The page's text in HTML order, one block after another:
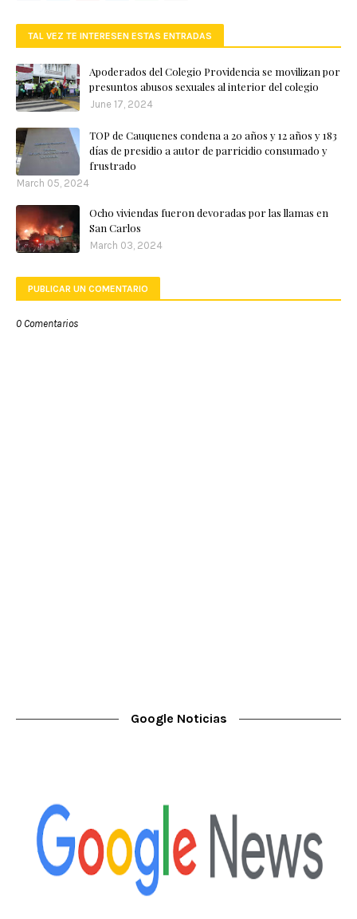
TAL VEZ TE INTERESEN ESTAS ENTRADAS
Apoderados del Colegio Providencia se movilizan por
presuntos abusos sexuales al interior del colegio
June 17, 2024
TOP de Cauquenes condena a 20 años y 12 años y 183
días de presidio a autor de parricidio consumado y
frustrado
March 05, 2024
Ocho viviendas fueron devoradas por las llamas en
San Carlos
March 03, 2024
PUBLICAR UN COMENTARIO
0 Comentarios
Google Noticias